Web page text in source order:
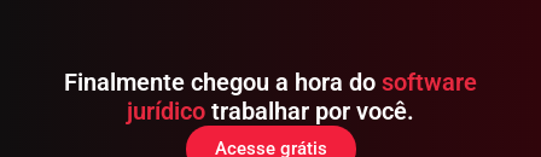
Finalmente chegou a hora do software
jurídico trabalhar por você.
Acesse grátis